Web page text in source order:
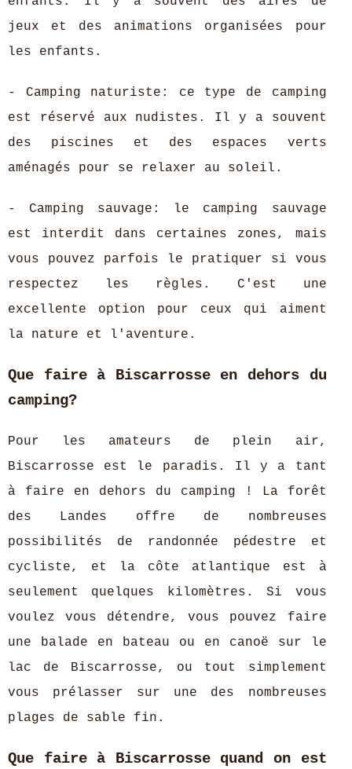
jeux et des animations organisées pour
les enfants.
- Camping naturiste: ce type de camping
est réservé aux nudistes. Il y a souvent
des piscines et des espaces verts
aménagés pour se relaxer au soleil.
- Camping sauvage: le camping sauvage
est interdit dans certaines zones, mais
vous pouvez parfois le pratiquer si vous
respectez les règles. C'est une
excellente option pour ceux qui aiment
la nature et l'aventure.
Que faire à Biscarrosse en dehors du
camping?
Pour les amateurs de plein air,
Biscarrosse est le paradis. Il y a tant
à faire en dehors du camping ! La forêt
des Landes offre de nombreuses
possibilités de randonnée pédestre et
cycliste, et la côte atlantique est à
seulement quelques kilomètres. Si vous
voulez vous détendre, vous pouvez faire
une balade en bateau ou en canoë sur le
lac de Biscarrosse, ou tout simplement
vous prélasser sur une des nombreuses
plages de sable fin.
Que faire à Biscarrosse quand on est